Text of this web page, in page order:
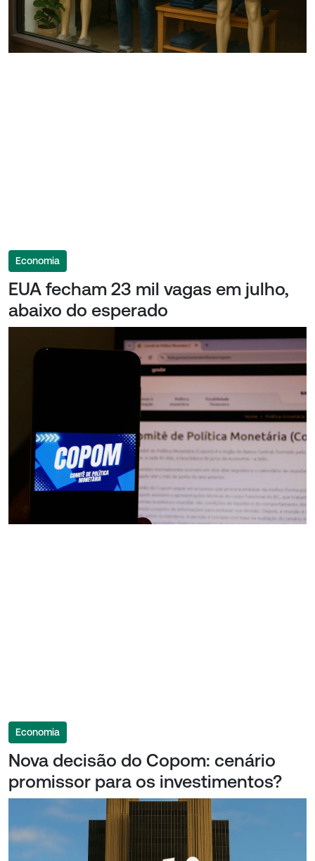
Economia
EUA fecham 23 mil vagas em julho,
abaixo do esperado
Economia
Nova decisão do Copom: cenário
promissor para os investimentos?